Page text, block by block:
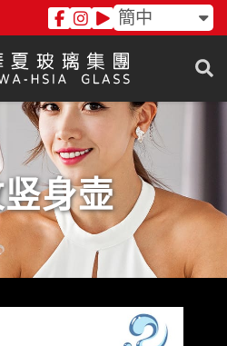
簡中
身壶